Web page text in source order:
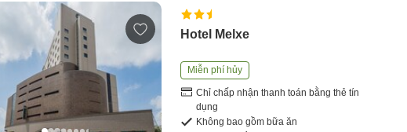
Hotel Melxe
Miễn phí hủy
Chỉ chấp nhận thanh toán bằng thẻ tín
dụng
Không bao gồm bữa ăn